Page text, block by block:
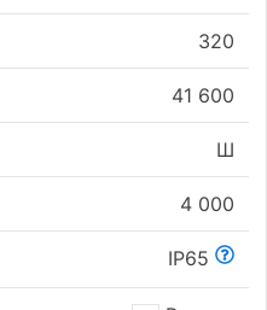
320
41 600
Ш
4 000
IP65